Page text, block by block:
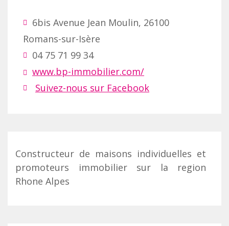
6bis Avenue Jean Moulin, 26100
Romans-sur-Isère
04 75 71 99 34
www.bp-immobilier.com/
Suivez-nous sur Facebook
Constructeur de maisons individuelles et
promoteurs immobilier sur la region
Rhone Alpes